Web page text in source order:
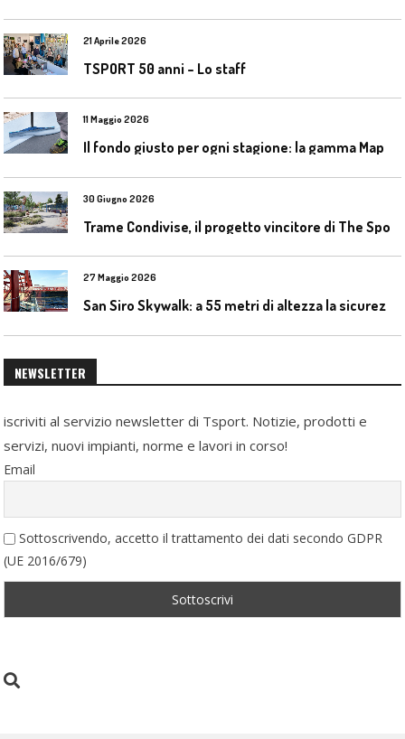
21 Aprile 2026
TSPORT 50 anni – Lo staff
11 Maggio 2026
30 Giugno 2026
27 Maggio 2026
NEWSLETTER
iscriviti al servizio newsletter di Tsport. Notizie, prodotti e
servizi, nuovi impianti, norme e lavori in corso!
Email
Sottoscrivendo, accetto il trattamento dei dati secondo GDPR
(UE 2016/679)